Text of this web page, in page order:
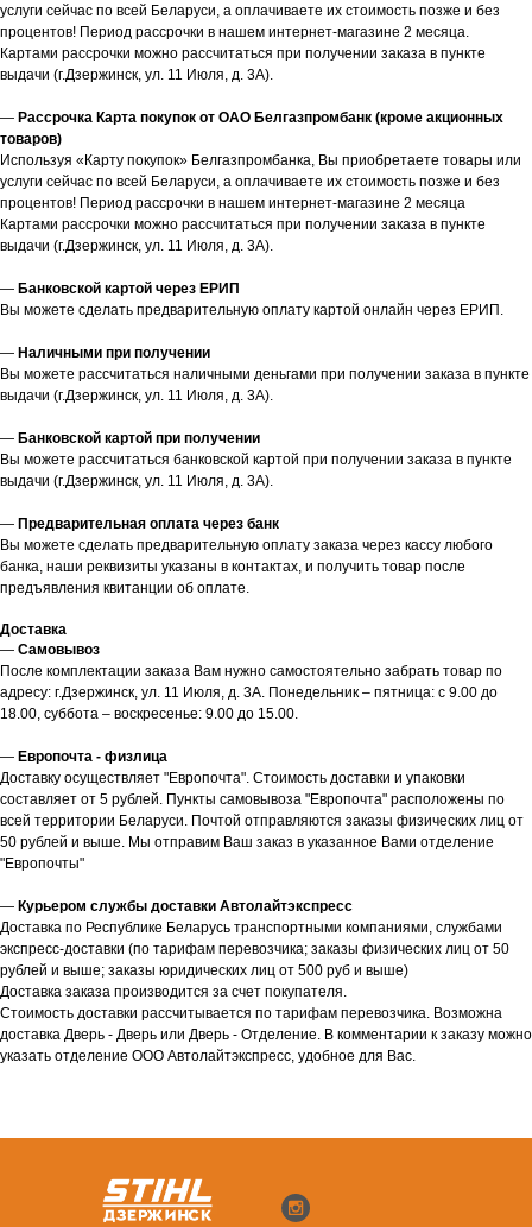
услуги сейчас по всей Беларуси, а оплачиваете их стоимость позже и без
процентов! Период рассрочки в нашем интернет-магазине 2 месяца.
Картами рассрочки можно рассчитаться при получении заказа в пункте
выдачи (г.Дзержинск, ул. 11 Июля, д. 3А).
— Рассрочка Карта покупок от ОАО Белгазпромбанк (кроме акционных
товаров)
Используя «Карту покупок» Белгазпромбанка, Вы приобретаете товары или
услуги сейчас по всей Беларуси, а оплачиваете их стоимость позже и без
процентов! Период рассрочки в нашем интернет-магазине 2 месяца
Картами рассрочки можно рассчитаться при получении заказа в пункте
выдачи (г.Дзержинск, ул. 11 Июля, д. 3А).
— Банковской картой через ЕРИП
Вы можете сделать предварительную оплату картой онлайн через ЕРИП.
— Наличными при получении
Вы можете рассчитаться наличными деньгами при получении заказа в пункте
выдачи (г.Дзержинск, ул. 11 Июля, д. 3А).
— Банковской картой при получении
Вы можете рассчитаться банковской картой при получении заказа в пункте
выдачи (г.Дзержинск, ул. 11 Июля, д. 3А).
— Предварительная оплата через банк
Вы можете сделать предварительную оплату заказа через кассу любого
банка, наши реквизиты указаны в контактах, и получить товар после
предъявления квитанции об оплате.
Доставка
— Самовывоз
После комплектации заказа Вам нужно самостоятельно забрать товар по
адресу: г.Дзержинск, ул. 11 Июля, д. 3А. Понедельник – пятница: с 9.00 до
18.00, суббота – воскресенье: 9.00 до 15.00.
— Европочта - физлица
Доставку осуществляет "Европочта". Стоимость доставки и упаковки
составляет от 5 рублей. Пункты самовывоза "Европочта" расположены по
всей территории Беларуси. Почтой отправляются заказы физических лиц от
50 рублей и выше. Мы отправим Ваш заказ в указанное Вами отделение
"Европочты"
— Курьером службы доставки Автолайтэкспресс
Доставка по Республике Беларусь транспортными компаниями, службами
экспресс-доставки (по тарифам перевозчика; заказы физических лиц от 50
рублей и выше; заказы юридических лиц от 500 руб и выше)
Доставка заказа производится за счет покупателя.
Стоимость доставки рассчитывается по тарифам перевозчика. Возможна
доставка Дверь - Дверь или Дверь - Отделение. В комментарии к заказу можно
указать отделение ООО Автолайтэкспресс, удобное для Вас.